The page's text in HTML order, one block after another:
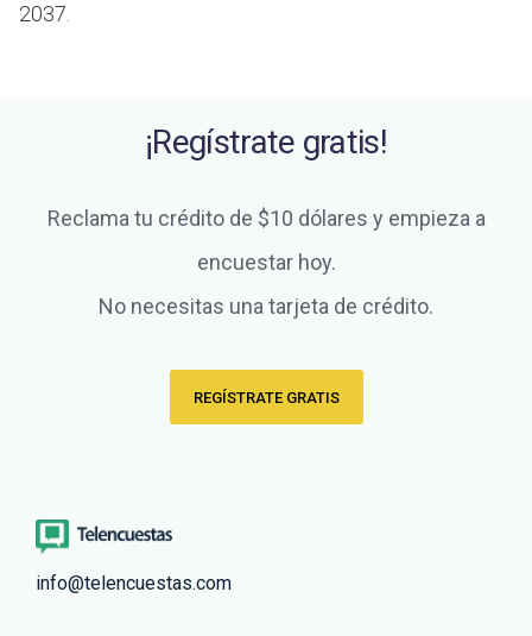
2037.
¡Regístrate gratis!
Reclama tu crédito de $10 dólares y empieza a
encuestar hoy.
No necesitas una tarjeta de crédito.
REGÍSTRATE GRATIS
info@telencuestas.com